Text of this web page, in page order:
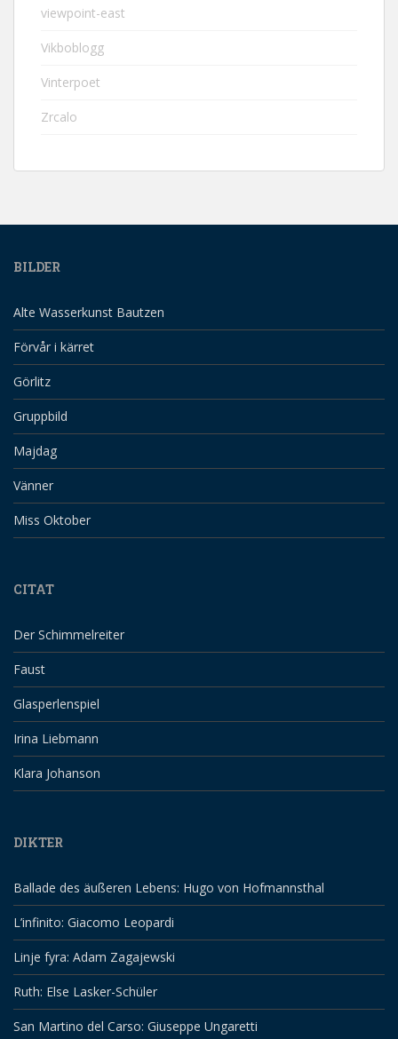
viewpoint-east
Vikboblogg
Vinterpoet
Zrcalo
BILDER
Alte Wasserkunst Bautzen
Förvår i kärret
Görlitz
Gruppbild
Majdag
Vänner
Miss Oktober
CITAT
Der Schimmelreiter
Faust
Glasperlenspiel
Irina Liebmann
Klara Johanson
DIKTER
Ballade des äußeren Lebens: Hugo von Hofmannsthal
L’infinito: Giacomo Leopardi
Linje fyra: Adam Zagajewski
Ruth: Else Lasker-Schüler
San Martino del Carso: Giuseppe Ungaretti